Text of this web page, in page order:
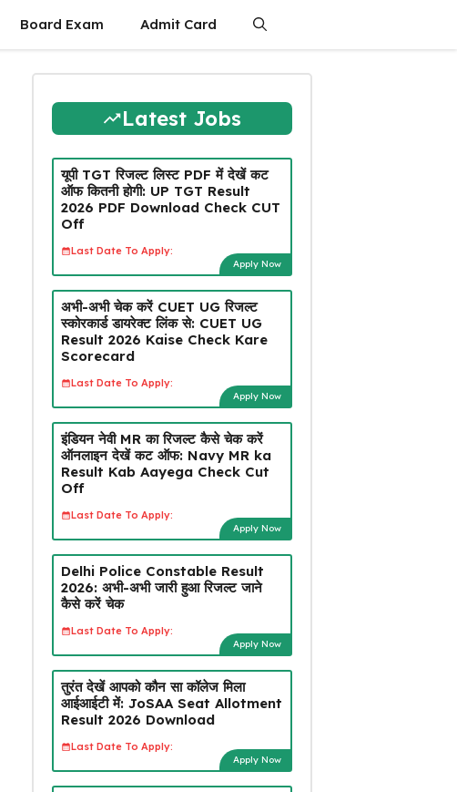
Board Exam Admit Card
Latest Jobs
यूपी TGT रिजल्ट लिस्ट PDF में देखें कट
ऑफ कितनी होगी: UP TGT Result
2026 PDF Download Check CUT
Off
Last Date To Apply:
Apply Now
अभी-अभी चेक करें CUET UG रिजल्ट
स्कोरकार्ड डायरेक्ट लिंक से: CUET UG
Result 2026 Kaise Check Kare
Scorecard
Last Date To Apply:
Apply Now
इंडियन नेवी MR का रिजल्ट कैसे चेक करें
ऑनलाइन देखें कट ऑफ: Navy MR ka
Result Kab Aayega Check Cut
Off
Last Date To Apply:
Apply Now
Delhi Police Constable Result
2026: अभी-अभी जारी हुआ रिजल्ट जाने
कैसे करें चेक
Last Date To Apply:
Apply Now
तुरंत देखें आपको कौन सा कॉलेज मिला
आईआईटी में: JoSAA Seat Allotment
Result 2026 Download
Last Date To Apply:
Apply Now